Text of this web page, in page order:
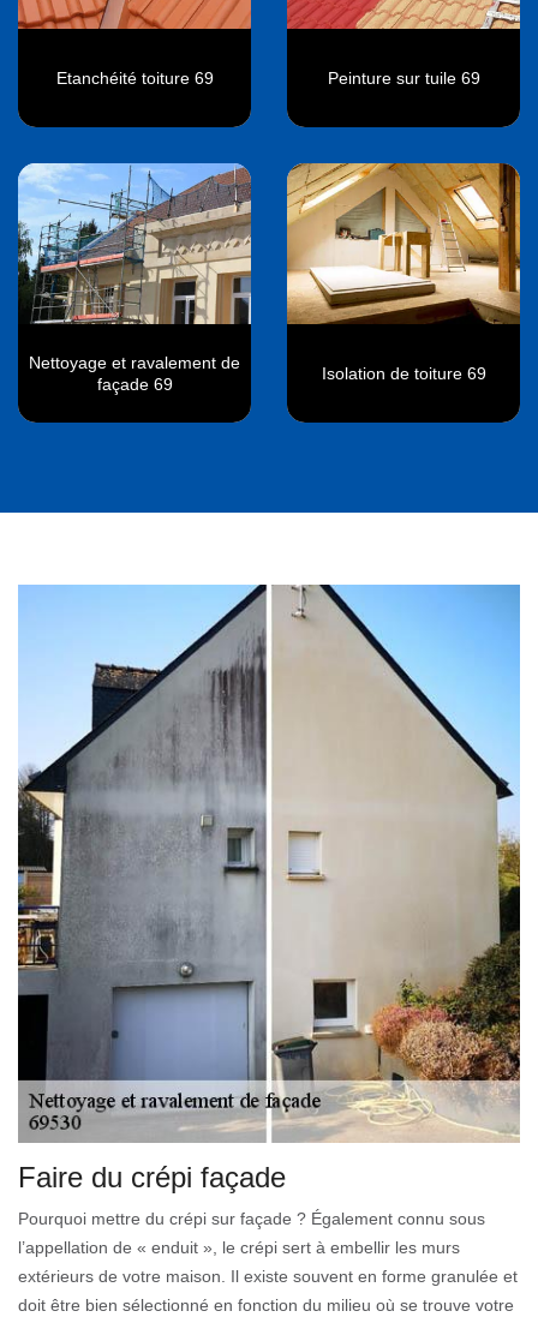
Etanchéité toiture 69 Peinture sur tuile 69
Nettoyage et ravalement de
façade 69
Isolation de toiture 69
Faire du crépi façade
Pourquoi mettre du crépi sur façade ? Également connu sous
l’appellation de « enduit », le crépi sert à embellir les murs
extérieurs de votre maison. Il existe souvent en forme granulée et
doit être bien sélectionné en fonction du milieu où se trouve votre